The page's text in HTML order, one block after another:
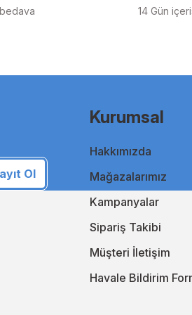
kullanıcılar için uygun fiyatlı ve
takip ederek online alışveriş
keşfedin!
14 Gün
Ol
Kurumsal
Hakkımızda
Mağazalarımız
Kampanyalar
Sipariş Takibi
Müşteri İletişim
Havale Bildirim